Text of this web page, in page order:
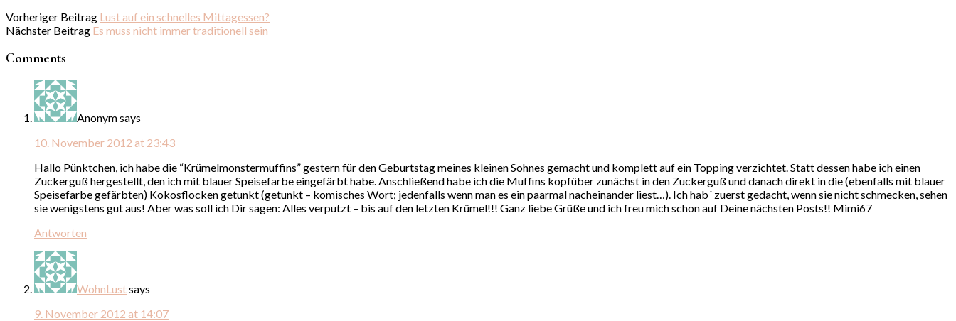
Vorheriger Beitrag Lust auf ein schnelles Mittagessen?
Nächster Beitrag Es muss nicht immer traditionell sein
Comments
Anonymsays
10. November 2012 at 23:43
Hallo Pünktchen, ich habe die “Krümelmonstermuffins” gestern für den Geburtstag meines kleinen Sohnes gemacht und komplett auf ein Topping verzichtet. Statt dessen habe ich einen
Zuckerguß hergestellt, den ich mit blauer Speisefarbe eingefärbt habe. Anschließend habe ich die Muffins kopfüber zunächst in den Zuckerguß und danach direkt in die (ebenfalls mit blauer
Speisefarbe gefärbten) Kokosflocken getunkt (getunkt – komisches Wort; jedenfalls wenn man es ein paarmal nacheinander liest…). Ich hab´ zuerst gedacht, wenn sie nicht schmecken, sehen
sie wenigstens gut aus! Aber was soll ich Dir sagen: Alles verputzt – bis auf den letzten Krümel!!! Ganz liebe Grüße und ich freu mich schon auf Deine nächsten Posts!! Mimi67
Antworten
WohnLustsays
9. November 2012 at 14:07